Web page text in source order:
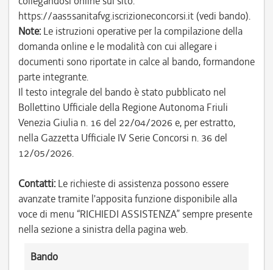
https://aas5sanitafvg.iscrizioneconcorsi.it (vedi bando).
Note: Le istruzioni operative per la compilazione della
domanda online e le modalità con cui allegare i
documenti sono riportate in calce al bando, formandone
parte integrante.
Il testo integrale del bando è stato pubblicato nel
Bollettino Ufficiale della Regione Autonoma Friuli
Venezia Giulia n. 16 del 22/04/2026 e, per estratto,
nella Gazzetta Ufficiale IV Serie Concorsi n. 36 del
12/05/2026.
Contatti: Le richieste di assistenza possono essere
avanzate tramite l'apposita funzione disponibile alla
voce di menu “RICHIEDI ASSISTENZA” sempre presente
nella sezione a sinistra della pagina web.
Bando